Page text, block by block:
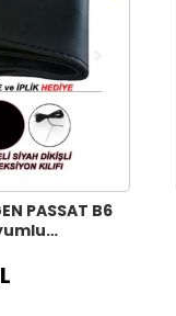
PASSAT B6
siyah dikiş